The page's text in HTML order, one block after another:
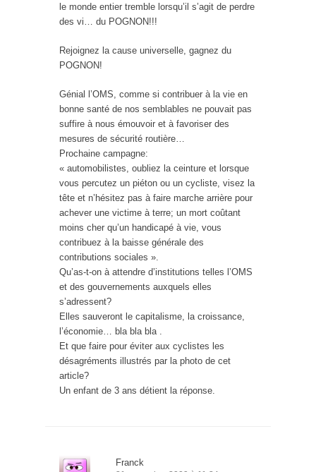
le monde entier tremble lorsqu’il s’agit de perdre
des vi… du POGNON!!!
Rejoignez la cause universelle, gagnez du
POGNON!
Génial l’OMS, comme si contribuer à la vie en
bonne santé de nos semblables ne pouvait pas
suffire à nous émouvoir et à favoriser des
mesures de sécurité routière…
Prochaine campagne:
« automobilistes, oubliez la ceinture et lorsque
vous percutez un piéton ou un cycliste, visez la
tête et n’hésitez pas à faire marche arrière pour
achever une victime à terre; un mort coûtant
moins cher qu’un handicapé à vie, vous
contribuez à la baisse générale des
contributions sociales ».
Qu’as-t-on à attendre d’institutions telles l’OMS
et des gouvernements auxquels elles
s’adressent?
Elles sauveront le capitalisme, la croissance,
l’économie… bla bla bla .
Et que faire pour éviter aux cyclistes les
désagréments illustrés par la photo de cet
article?
Un enfant de 3 ans détient la réponse.
Franck